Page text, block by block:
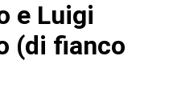
e Luigi
(di fianco